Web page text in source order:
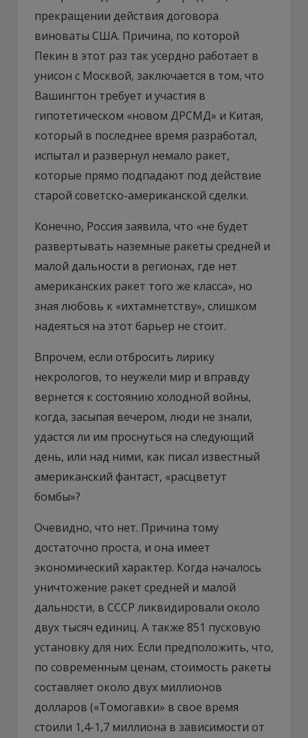
прекращении действия договора
виноваты США. Причина, по которой
Пекин в этот раз так усердно работает в
унисон с Москвой, заключается в том, что
Вашингтон требует и участия в
гипотетическом «новом ДРСМД» и Китая,
который в последнее время разработал,
испытал и развернул немало ракет,
которые прямо подпадают под действие
старой советско-американской сделки.
Конечно, Россия заявила, что «не будет
развертывать наземные ракеты средней и
малой дальности в регионах, где нет
американских ракет того же класса», но
зная любовь к «ихтамнетству», слишком
надеяться на этот барьер не стоит.
Впрочем, если отбросить лирику
некрологов, то неужели мир и вправду
вернется к состоянию холодной войны,
когда, засыпая вечером, люди не знали,
удастся ли им проснуться на следующий
день, или над ними, как писал известный
американский фантаст, «расцветут
бомбы»?
Очевидно, что нет. Причина тому
достаточно проста, и она имеет
экономический характер. Когда началось
уничтожение ракет средней и малой
дальности, в СССР ликвидировали около
двух тысяч единиц. А также 851 пусковую
установку для них. Если предположить, что,
по современным ценам, стоимость ракеты
составляет около двух миллионов
долларов («Томогавки» в свое время
стоили 1,4-1,7 миллиона в зависимости от